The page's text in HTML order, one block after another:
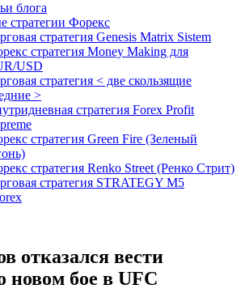
блога
стратегии Форекс
стратегия Genesis Matrix Sistem
стратегия Money Making для
USD
стратегия < две скользящие
>
стратегия Forex Profit
стратегия Green Fire (Зеленый
стратегия Renko Street (Ренко Стрит)
стратегия STRATEGY M5
отказался вести
новом бое в UFC